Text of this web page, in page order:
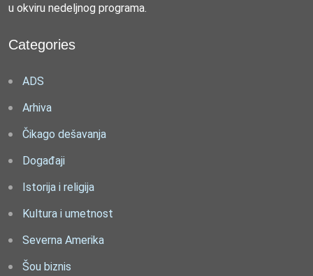
u okviru nedeljnog programa.
Categories
ADS
Arhiva
Čikago dešavanja
Događaji
Istorija i religija
Kultura i umetnost
Severna Amerika
Šou biznis